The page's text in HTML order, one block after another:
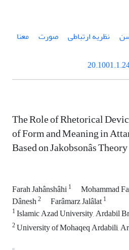
نظریه ارتباطی صورت
معنا
The Role of Rhetorical
of Form and Meaning in
Based on Jakobsonâs
Farah Jahânshâhi1 Mohammad
Dânesh2 Farâmarz Jalâlat1
1Islamic Azad University, Ardabil
2University of Mohaqeq Ardabili,